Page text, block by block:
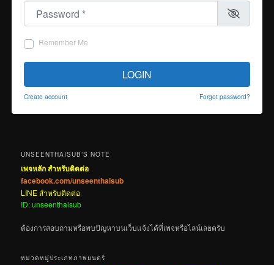
Password
Remember Me
LOGIN
Create account Forgot password?
UNSEENTHAISUB’S NOTE
เพจหลัก สำหรับติดต่อ
facebook.com/unseenthaisub
LINE สำหรับติดต่อ
ID: unseenthaisub
ต้องการสอบถามหรือพบปัญหาบนเว็บแจ้งได้ที่เพจหรือไลน์เลยครับ
หมวดหมู่ประเภทภาพยนตร์